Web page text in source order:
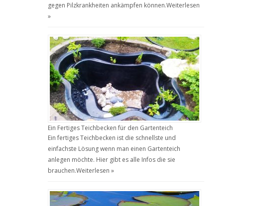
gegen Pilzkrankheiten ankämpfen können.Weiterlesen
»
Ein Fertiges Teichbecken für den Gartenteich
Ein fertiges Teichbecken ist die schnellste und
einfachste Lösung wenn man einen Gartenteich
anlegen möchte. Hier gibt es alle Infos die sie
brauchen.Weiterlesen »